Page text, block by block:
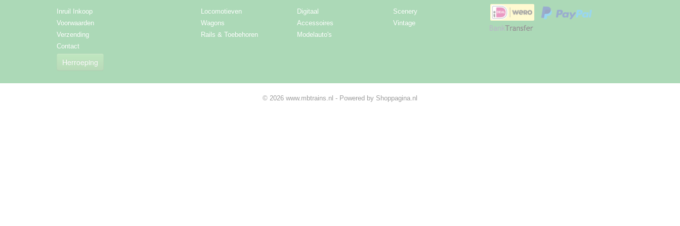
Inruil Inkoop
Voorwaarden
Verzending
Contact
Herroeping
Locomotieven
Wagons
Rails & Toebehoren
Digitaal
Accessoires
Modelauto's
Scenery
Vintage
© 2026 www.mbtrains.nl - Powered by Shoppagina.nl